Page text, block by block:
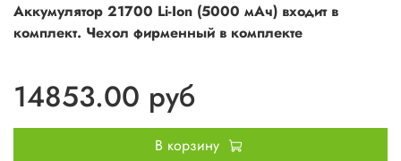
Аккумулятор 21700 Li-Ion (5000 мАч) входит в
комплект. Чехол фирменный в комплекте
14853.00 руб
В корзину